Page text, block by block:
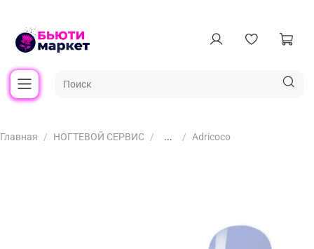
Главная НОГТЕВОЙ СЕРВИС ... Adricoco